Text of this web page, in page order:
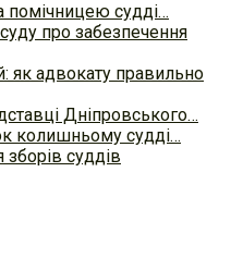
помічницею судді…
про забезпечення
як адвокату правильно
Дніпровського…
колишньому судді…
суддів